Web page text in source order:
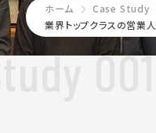
001
ホーム
Case Study